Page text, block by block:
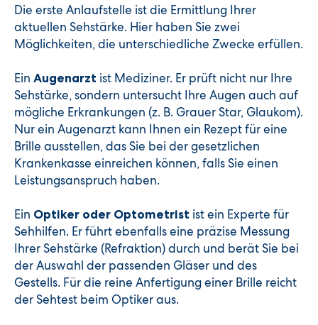
Die erste Anlaufstelle ist die Ermittlung Ihrer
aktuellen Sehstärke. Hier haben Sie zwei
Möglichkeiten, die unterschiedliche Zwecke erfüllen.
Ein Augenarzt ist Mediziner. Er prüft nicht nur Ihre
Sehstärke, sondern untersucht Ihre Augen auch auf
mögliche Erkrankungen (z. B. Grauer Star, Glaukom).
Nur ein Augenarzt kann Ihnen ein Rezept für eine
Brille ausstellen, das Sie bei der gesetzlichen
Krankenkasse einreichen können, falls Sie einen
Leistungsanspruch haben.
Ein Optiker oder Optometrist ist ein Experte für
Sehhilfen. Er führt ebenfalls eine präzise Messung
Ihrer Sehstärke (Refraktion) durch und berät Sie bei
der Auswahl der passenden Gläser und des
Gestells. Für die reine Anfertigung einer Brille reicht
der Sehtest beim Optiker aus.